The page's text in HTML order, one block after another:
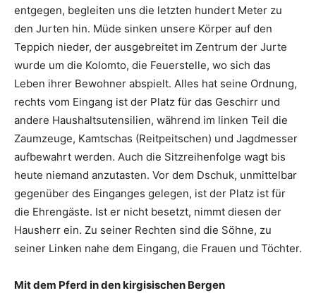
entgegen, begleiten uns die letzten hundert Meter zu
den Jurten hin. Müde sinken unsere Körper auf den
Teppich nieder, der ausgebreitet im Zentrum der Jurte
wurde um die Kolomto, die Feuerstelle, wo sich das
Leben ihrer Bewohner abspielt. Alles hat seine Ordnung,
rechts vom Eingang ist der Platz für das Geschirr und
andere Haushaltsutensilien, während im linken Teil die
Zaumzeuge, Kamtschas (Reitpeitschen) und Jagdmesser
aufbewahrt werden. Auch die Sitzreihenfolge wagt bis
heute niemand anzutasten. Vor dem Dschuk, unmittelbar
gegenüber des Einganges gelegen, ist der Platz ist für
die Ehrengäste. Ist er nicht besetzt, nimmt diesen der
Hausherr ein. Zu seiner Rechten sind die Söhne, zu
seiner Linken nahe dem Eingang, die Frauen und Töchter.
Mit dem Pferd in den kirgisischen Bergen